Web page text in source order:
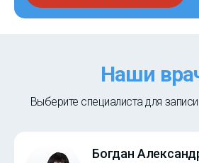
Наши
Выберите специалиста для
Богдан